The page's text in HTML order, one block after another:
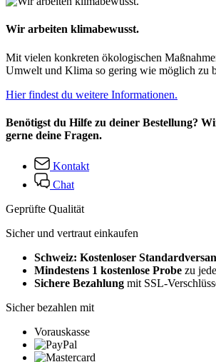
Wir arbeiten klimabewusst.
Mit vielen konkreten ökologischen
Umwelt und Klima so gering wie möglich zu
Hier findest du weitere Informationen.
Benötigst du Hilfe zu deiner Bestellung?
gerne deine Fragen.
Kontakt
Chat
Geprüfte Qualität
Sicher und vertraut einkaufen
Schweiz: Kostenloser
Mindestens 1 kostenlose Probe zu
Sichere Bezahlung mit SSL-
Sicher bezahlen mit
Vorauskasse